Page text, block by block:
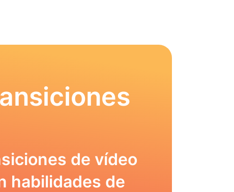
de vídeo
habilidades de